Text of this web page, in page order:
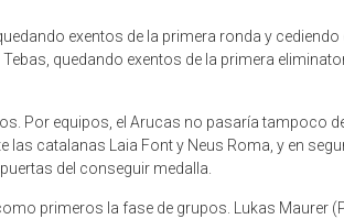
exentos de la primera ronda y
quedando exentos de la primera
Por equipos, el Arucas no pasaría tampoco
catalanas Laia Font y Neus Roma, y en
del conseguir medalla.
primeros la fase de grupos. Lukas Maurer